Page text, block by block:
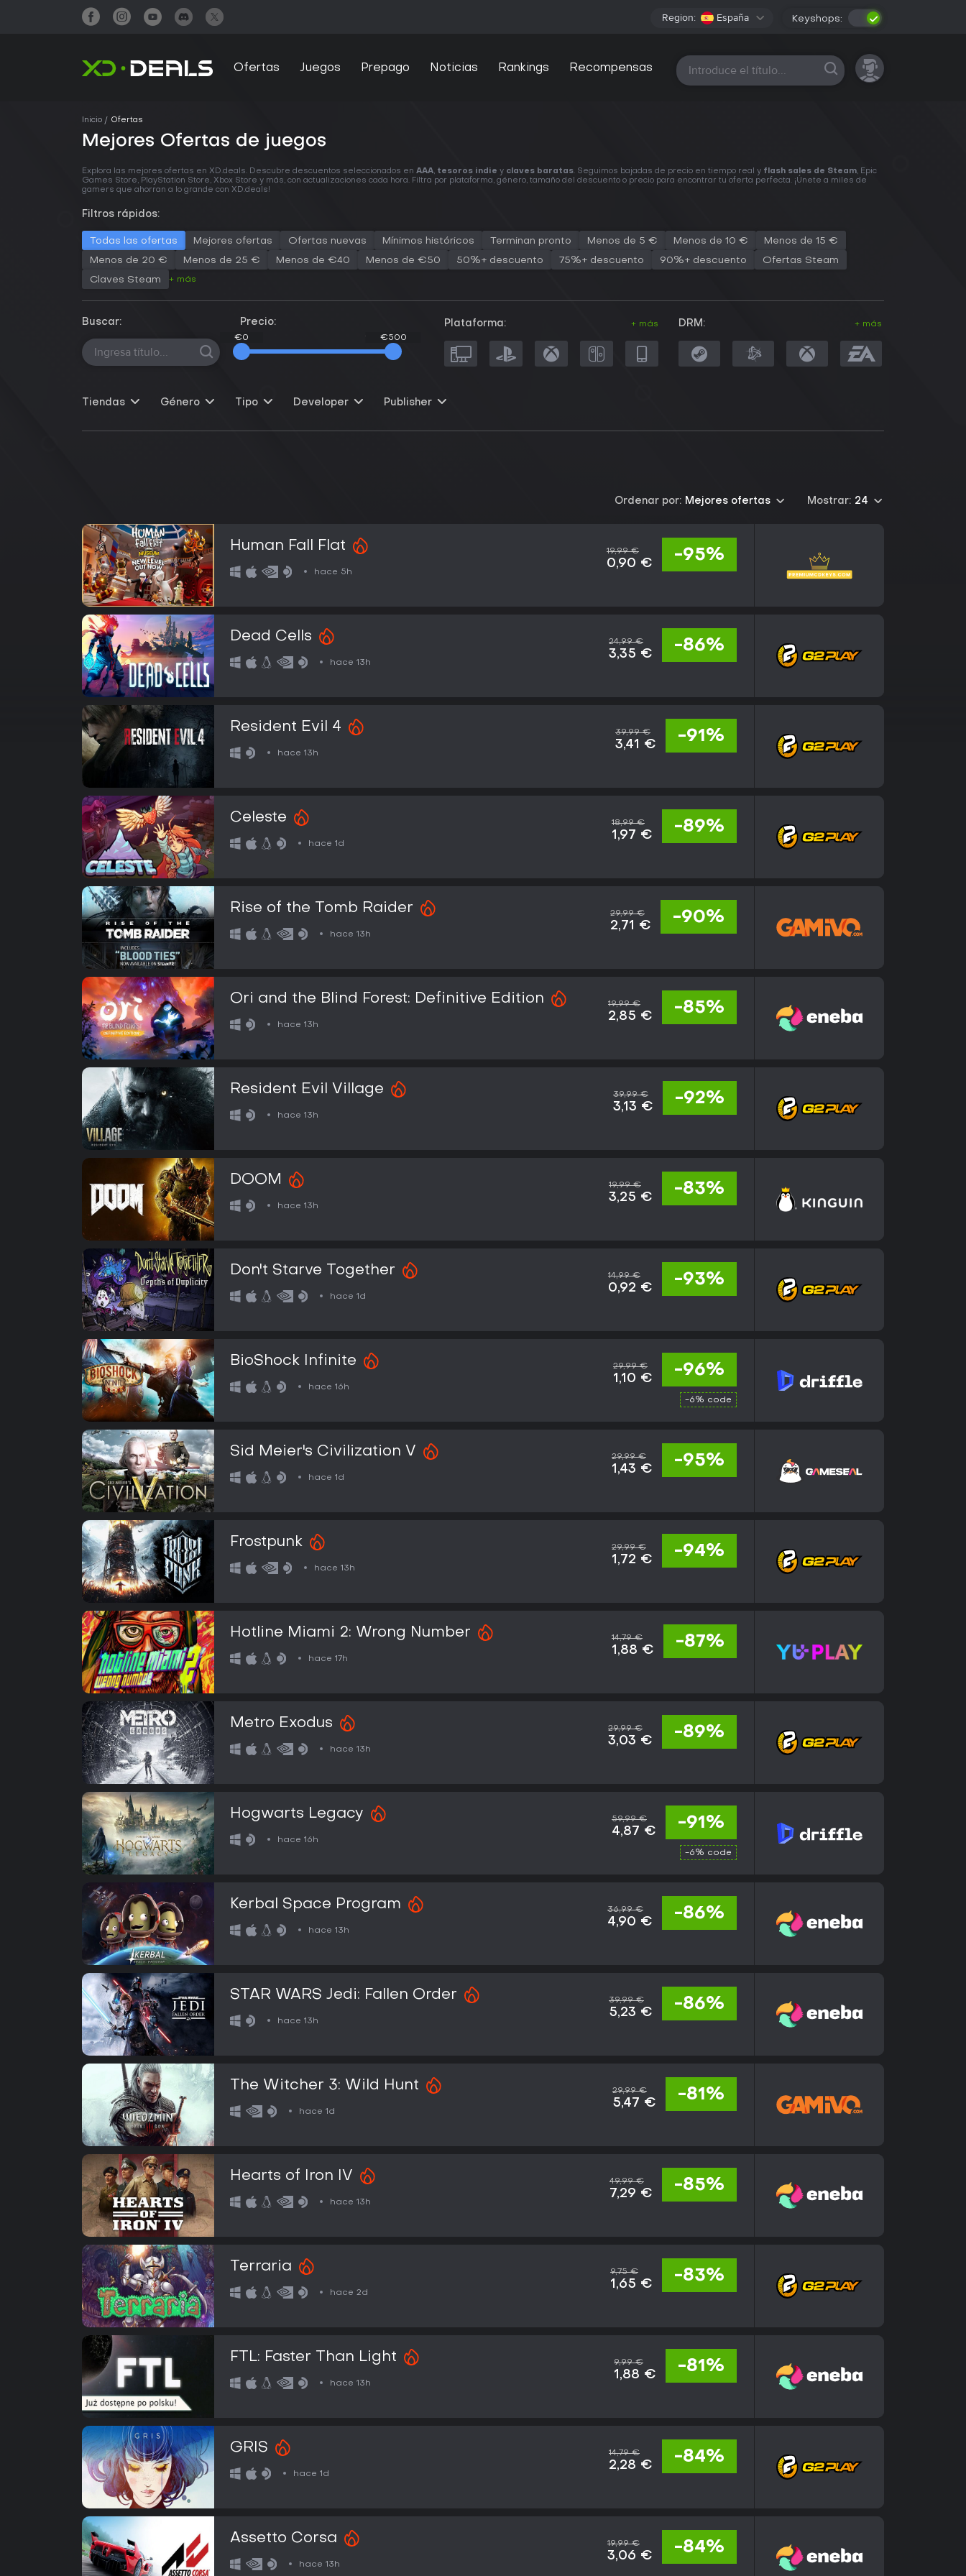
Region: España Keyshops:
Ofertas Juegos Prepago Noticias Rankings Recompensas Todas las plataformas
Inicio Ofertas
Mejores Ofertas de juegos
Explora las mejores ofertas en XD.deals. Descubre descuentos seleccionados en AAA, tesoros indie y claves baratas. Seguimos bajadas de precio en tiempo real y flash sales de Steam, Epic
Games Store, PlayStation Store, Xbox Store y más, con actualizaciones cada hora. Filtra por plataforma, género, tamaño del descuento o precio para encontrar tu oferta perfecta. ¡Únete a miles de
gamers que ahorran a lo grande con XD.deals!
Filtros rápidos:
Todas las ofertas Mejores ofertas Ofertas nuevas Mínimos históricos Terminan pronto Menos de 5 € Menos de 10 € Menos de 15 €
Menos de 20 € Menos de 25 € Menos de €40 Menos de €50 50%+ descuento 75%+ descuento 90%+ descuento Ofertas Steam
Claves Steam + más
Buscar: Precio:
€0
€0 €500
€500
Plataforma: + más DRM: + más
Tiendas Género Tipo Developer Publisher
Ordenar por: Mejores ofertas Mostrar: 24
Human Fall Flat
hace 5h
19,99 €
0,90 € -95%
Dead Cells
hace 13h
24,99 €
3,35 € -86%
Resident Evil 4
hace 13h
39,99 €
3,41 € -91%
Celeste
hace 1d
18,99 €
1,97 € -89%
Rise of the Tomb Raider
hace 13h
29,99 €
2,71 € -90%
Ori and the Blind Forest: Definitive Edition
hace 13h
19,99 €
2,85 € -85%
Resident Evil Village
hace 13h
39,99 €
3,13 € -92%
DOOM
hace 13h
19,99 €
3,25 € -83%
Don't Starve Together
hace 1d
14,99 €
0,92 € -93%
BioShock Infinite
hace 16h
29,99 €
1,10 € -96%
-6% code
Sid Meier's Civilization V
hace 1d
29,99 €
1,43 € -95%
Frostpunk
hace 13h
29,99 €
1,72 € -94%
Hotline Miami 2: Wrong Number
hace 17h
14,79 €
1,88 € -87%
Metro Exodus
hace 13h
29,99 €
3,03 € -89%
Hogwarts Legacy
hace 16h
59,99 €
4,87 € -91%
-6% code
Kerbal Space Program
hace 13h
36,99 €
4,90 € -86%
STAR WARS Jedi: Fallen Order
hace 13h
39,99 €
5,23 € -86%
The Witcher 3: Wild Hunt
hace 1d
29,99 €
5,47 € -81%
Hearts of Iron IV
hace 13h
49,99 €
7,29 € -85%
Terraria
hace 2d
9,75 €
1,65 € -83%
FTL: Faster Than Light
hace 13h
9,99 €
1,88 € -81%
GRIS
hace 1d
14,79 €
2,28 € -84%
Assetto Corsa
hace 13h
19,99 €
3,06 € -84%